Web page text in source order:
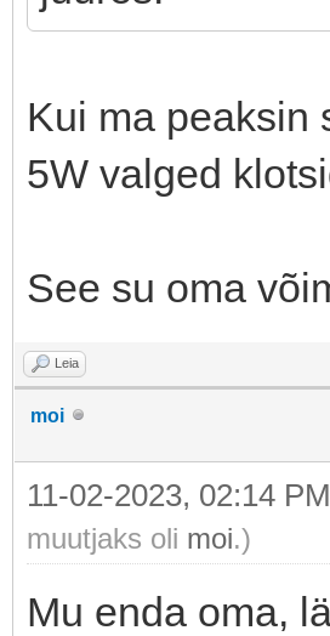
Kui ma peaksin
5W valged
See su oma
Leia
moi
11-02-2023, 02:14 PM
muutjaks oli moi.)
Mu enda oma,